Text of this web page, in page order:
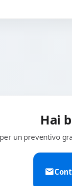
Hai
un preventivo